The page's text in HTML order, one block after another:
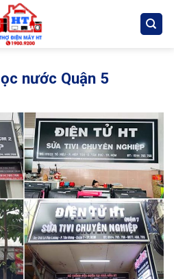
nước Quận 5